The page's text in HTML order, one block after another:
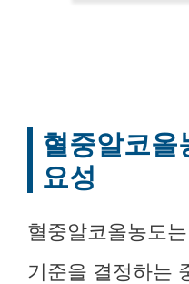
혈중알코올
요성
혈중알코올농도
기준을 결정하는